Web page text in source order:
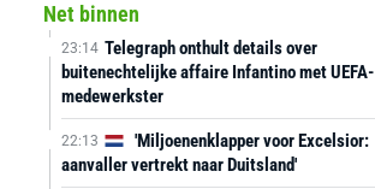
Net binnen
23:14 Telegraph onthult details over
buitenechtelijke affaire Infantino met UEFA-
medewerkster
22:13
'Miljoenenklapper voor Excelsior:
aanvaller vertrekt naar Duitsland'